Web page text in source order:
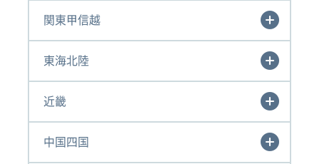
関東甲信越
東海北陸
近畿
中国四国